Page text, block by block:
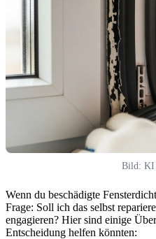
Bild: KI
Wenn du beschädigte
Frage: Soll ich das selbst
engagieren? Hier sind einige
Entscheidung helfen könnten: